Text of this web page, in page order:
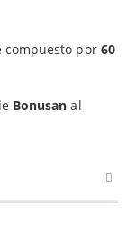
compuesto por 60
Bonusanal